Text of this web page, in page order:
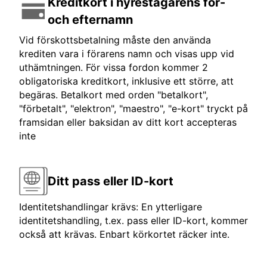
och efternamn
Vid förskottsbetalning måste den använda
krediten vara i förarens namn och visas upp vid
uthämtningen. För vissa fordon kommer 2
obligatoriska kreditkort, inklusive ett större, att
begäras. Betalkort med orden "betalkort",
"förbetalt", "elektron", "maestro", "e-kort" tryckt på
framsidan eller baksidan av ditt kort accepteras
inte
Ditt pass eller ID-kort
Identitetshandlingar krävs: En ytterligare
identitetshandling, t.ex. pass eller ID-kort, kommer
också att krävas. Enbart körkortet räcker inte.